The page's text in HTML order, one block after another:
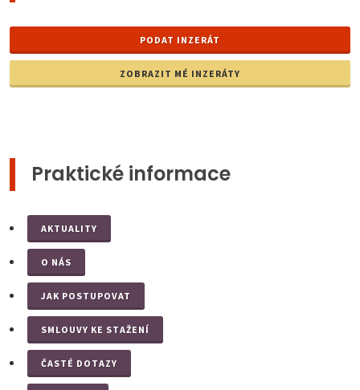
PODAT INZERÁT
ZOBRAZIT MÉ INZERÁTY
Praktické informace
AKTUALITY
O NÁS
JAK POSTUPOVAT
SMLOUVY KE STAŽENÍ
ČASTÉ DOTAZY